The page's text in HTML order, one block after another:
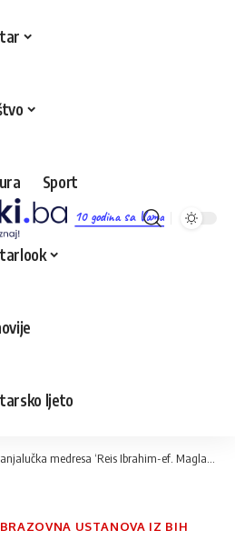
10 godina sa Vama
Sport
ljeto
medresa ‘Reis Ibrahim-ef. Maglajlić’ ispratila treću generaciju maturanata
USTANOVA IZ BIH